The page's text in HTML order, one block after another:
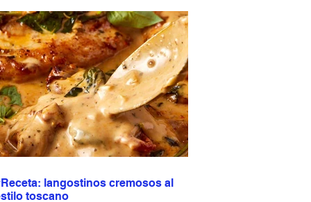
al marketing. Responde a lo que
cada día. Puedes estar delgado,
ejercicio y aun así no estar sano. La
no se construye con soluciones rápidas,
con hábitos consistentes. Comida real.
ultraprocesados. Más conciencia. La
es: ¿estás alimentando tu salud… o el
Programación de citas: escribir o
al 944 612 501
langostinos cremosos al
toscano